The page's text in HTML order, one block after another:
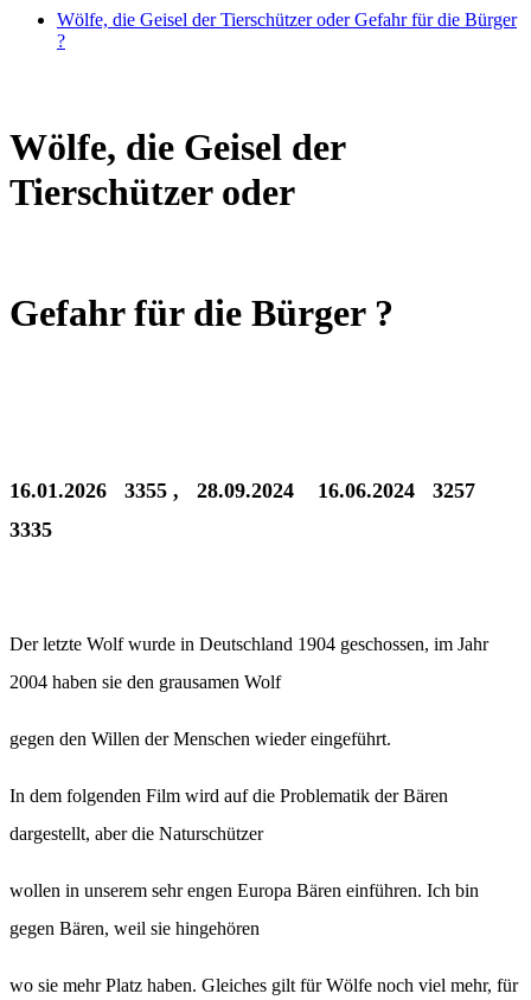
Wölfe, die Geisel der Tierschützer oder Gefahr für die Bürger
?
Wölfe, die Geisel der
Tierschützer oder
Gefahr für die Bürger ?
16.01.2026 3355 , 28.09.2024 16.06.2024 3257
3335
Der letzte Wolf wurde in Deutschland 1904 geschossen, im Jahr
2004 haben sie den grausamen Wolf
gegen den Willen der Menschen wieder eingeführt.
In dem folgenden Film wird auf die Problematik der Bären
dargestellt, aber die Naturschützer
wollen in unserem sehr engen Europa Bären einführen. Ich bin
gegen Bären, weil sie hingehören
wo sie mehr Platz haben. Gleiches gilt für Wölfe noch viel mehr, für